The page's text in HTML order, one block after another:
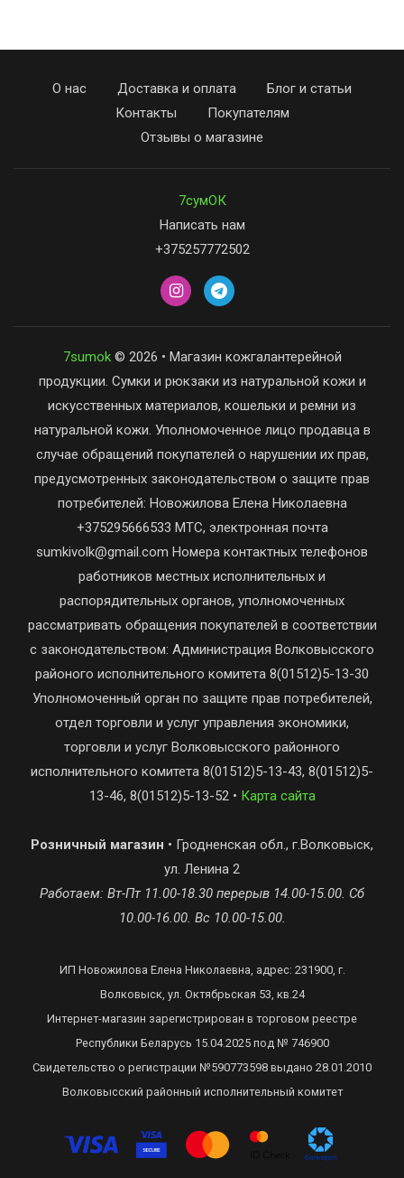
О нас Доставка и оплата
Блог и статьи
Контакты
Покупателям
Отзывы о магазине
7сумОК
Написать нам
+375257772502
7sumok© 2026 • Магазин кожгалантерейной
продукции. Сумки и рюкзаки из натуральной кожи и
искусственных материалов, кошельки и ремни из
натуральной кожи. Уполномоченное лицо продавца в
случае обращений покупателей о нарушении их прав,
предусмотренных законодательством о защите прав
потребителей: Новожилова Елена Николаевна
+375295666533 МТС, электронная почта
sumkivolk@gmail.com Номера контактных телефонов
работников местных исполнительных и
распорядительных органов, уполномоченных
рассматривать обращения покупателей в соответствии
с законодательством: Администрация Волковысского
районого исполнительного комитета 8(01512)5-13-30
Уполномоченный орган по защите прав потребителей,
отдел торговли и услуг управления экономики,
торговли и услуг Волковысского районного
исполнительного комитета 8(01512)5-13-43, 8(01512)5-
13-46, 8(01512)5-13-52 • Карта сайта
Розничный магазин • Гродненская обл., г.Волковыск,
ул. Ленина 2
Работаем: Вт-Пт 11.00-18.30 перерыв 14.00-15.00. Сб
10.00-16.00. Вс 10.00-15.00.
ИП Новожилова Елена Николаевна, адрес: 231900, г.
Волковыск, ул. Октябрьская 53, кв.24
Интернет-магазин зарегистрирован в торговом реестре
Республики Беларусь 15.04.2025 под № 746900
Свидетельство о регистрации №590773598 выдано 28.01.2010
Волковысский районный исполнительный комитет